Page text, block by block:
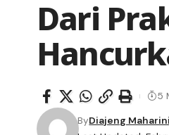
Dari
ByDiajeng Maharini
5